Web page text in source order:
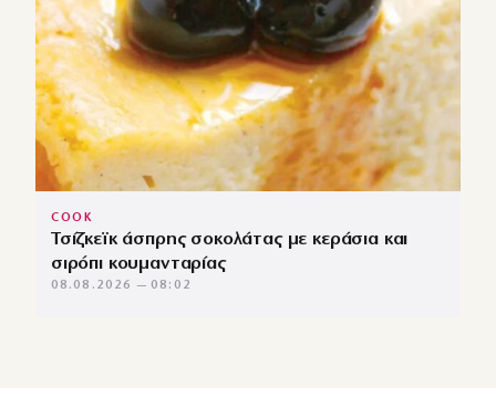
COOK
Τσίζκεϊκ άσπρης σοκολάτας με κεράσια και
σιρόπι κουμανταρίας
08.08.2026 — 08:02